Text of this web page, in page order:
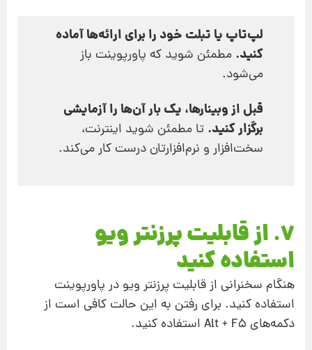
لپ‌تاپ یا تبلت خود را برای ارائه‌‌ها آماده
کنید. مطمئن شوید که پاورپوینت باز
می‌‌شود.
قبل از وبینارها، یک بار آن‌ها را آزمایشی
برگزار کنید. تا مطمئن شوید اینترنت،
سخت‌افزار و نرم‌افزارتان درست کار می‌کند.
7. از قابلیت پرزنتر ویو
استفاده کنید
هنگام سخنرانی از قابلیت پرزنتر ویو در پاورپوینت
استفاده کنید. برای رفتن به این حالت کافی است از
دکمه‌های Alt + F5 استفاده کنید.